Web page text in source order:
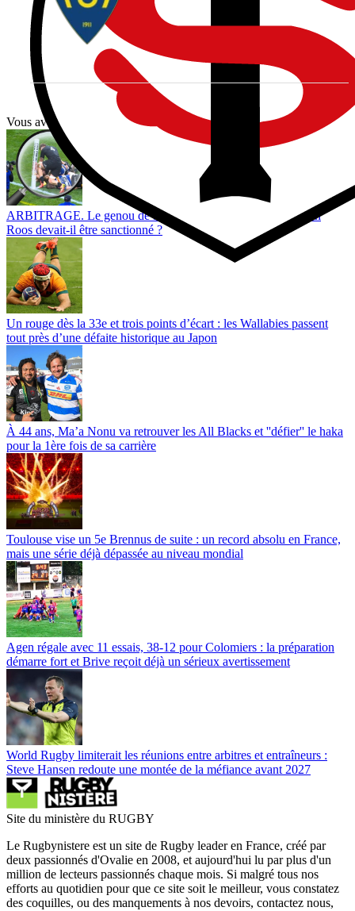
Vous avez tout lu ?
ARBITRAGE. Le genou de Fabian Holland sur la tête d’Evan
Roos devait-il être sanctionné ?
Un rouge dès la 33e et trois points d’écart : les Wallabies passent
tout près d’une défaite historique au Japon
À 44 ans, Ma’a Nonu va retrouver les All Blacks et ''défier'' le haka
pour la 1ère fois de sa carrière
Toulouse vise un 5e Brennus de suite : un record absolu en France,
mais une série déjà dépassée au niveau mondial
Agen régale avec 11 essais, 38-12 pour Colomiers : la préparation
démarre fort et Brive reçoit déjà un sérieux avertissement
World Rugby limiterait les réunions entre arbitres et entraîneurs :
Steve Hansen redoute une montée de la méfiance avant 2027
Site du ministère du RUGBY
Le Rugbynistere est un site de Rugby leader en France, créé par
deux passionnés d'Ovalie en 2008, et aujourd'hui lu par plus d'un
million de lecteurs passionnés chaque mois. Si malgré tous nos
efforts au quotidien pour que ce site soit le meilleur, vous constatez
des coquilles, ou des manquements à nos devoirs, contactez nous,